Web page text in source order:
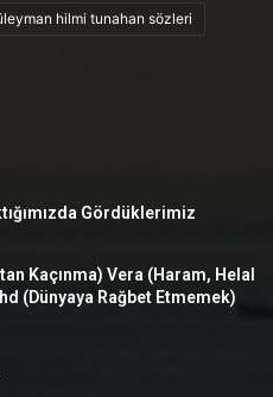
hilmi tunahan sözleri
Gördüklerimiz
Kaçınma) Vera (Haram, Helal
(Dünyaya Rağbet Etmemek)